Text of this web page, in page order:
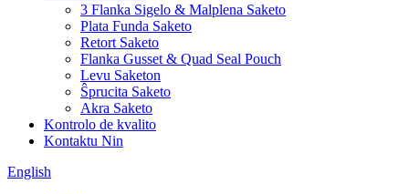
3 Flanka Sigelo & Malplena Saketo
Plata Funda Saketo
Retort Saketo
Flanka Gusset & Quad Seal Pouch
Levu Saketon
Ŝprucita Saketo
Akra Saketo
Kontrolo de kvalito
Kontaktu Nin
English